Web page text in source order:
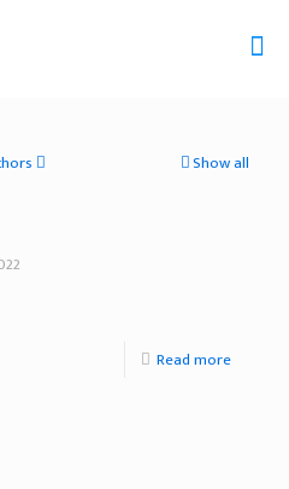
Show all
Read more